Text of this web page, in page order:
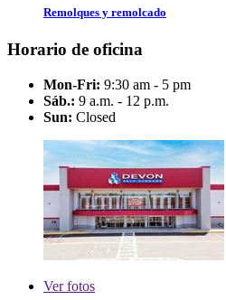
Remolques y remolcado
Horario de oficina
Mon-Fri: 9:30 am - 5 pm
Sáb.: 9 a.m. - 12 p.m.
Sun: Closed
Verfotos